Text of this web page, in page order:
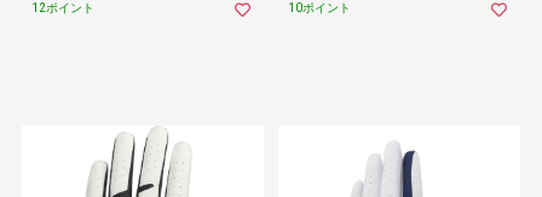
12ポイント 10ポイント